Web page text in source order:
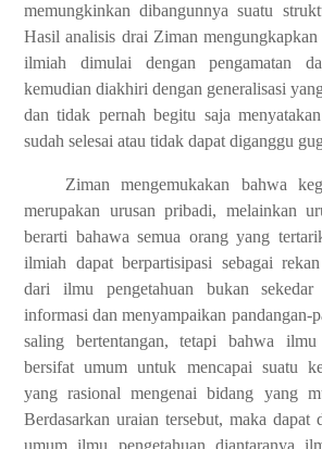
memungkinkan dibangunnya suatu
Hasil analisis drai Ziman
ilmiah dimulai dengan pengamatan
kemudian diakhiri dengan generalisasi
dan tidak pernah begitu saja
sudah selesai atau tidak dapat diganggu
Ziman mengemukakan bahwa
merupakan urusan pribadi, melainkan
berarti bahawa semua orang yang
ilmiah dapat berpartisipasi sebagai
dari ilmu pengetahuan bukan sekedar
informasi dan menyampaikan pandangan-
saling bertentangan, tetapi bahwa ilmu
bersifat umum untuk mencapai suatu
yang rasional mengenai bidang yang
Berdasarkan uraian tersebut, maka dapat
umum ilmu pengetahuan diantaranya